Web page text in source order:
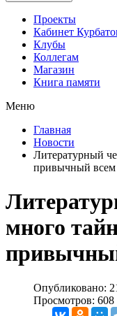
Проекты
Кабинет
Клубы
Коллегам
Магазин
Книга памяти
Меню
Главная
Новости
Литературный
привычный всем
много
Опубликовано:
Просмотров: 608